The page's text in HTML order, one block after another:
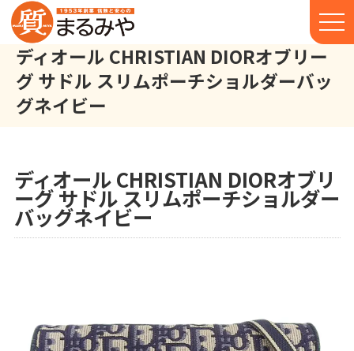
ディオール CHRISTIAN DIORオブリー
グ サドル スリムポーチショルダーバッ
グネイビー
ディオール CHRISTIAN DIORオブリ
ーグ サドル スリムポーチショルダー
バッグネイビー